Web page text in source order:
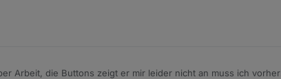
Arbeit, die Buttons zeigt er mir leider nicht an muss ich vorher